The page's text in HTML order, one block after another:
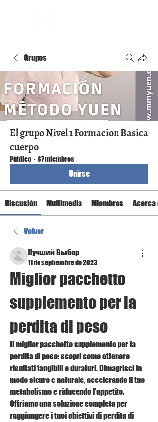
Grupos
El grupo Nivel 1 Formacion Basica
cuerpo
Público · 87 miembros
Unirse
Discusión Multimedia Miembros Acerca
Volver
Лучший Выбор
11 de septiembre de 2023
Miglior pacchetto
supplemento per la
perdita di peso
Il miglior pacchetto supplemento per la
perdita di peso: scopri come ottenere
risultati tangibili e duraturi. Dimagrisci in
modo sicuro e naturale, accelerando il tuo
metabolismo e riducendo l'appetito.
Offriamo una soluzione completa per
raggiungere i tuoi obiettivi di perdita di